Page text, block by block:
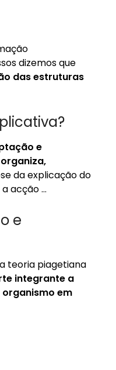
dizemos que
das estruturas
e
da explicação do
acção …
e
teoria piagetiana
integrante a
em